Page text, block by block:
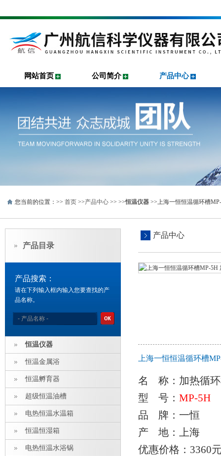
网站首页 公司简介 产品中心
您当前的位置：>> 首页 >>产品中心 >> >>恒温仪器 >>上海一恒恒温循环槽
产品目录
产品搜索：
请在下列输入框内输入您要查找的产
品名称。
恒温仪器
恒温金属浴
恒温孵育器
超级恒温油槽
电热恒温水温箱
恒温恒湿箱
电热恒温水浴锅
产品中心
上海一恒恒温循环槽
名 称： 加热循
型 号： MP-5H
品 牌：一恒
产 地：上海
优惠价格：3360